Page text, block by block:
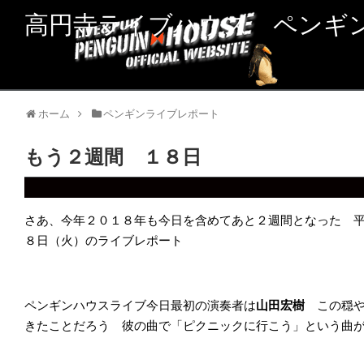
高円寺ライブハウス ペンギ
ホーム ペンギンライブレポート
もう２週間 １８日
さあ、今年２０１８年も今日を含めてあと２週間となった
８日（火）のライブレポート
ペンギンハウスライブ今日最初の演奏者は山田宏樹
この穏
きたことだろう 彼の曲で「ピクニックに行こう」という曲